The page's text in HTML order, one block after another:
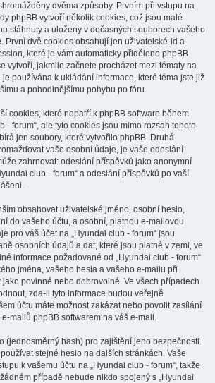
dvěma způsoby. Prvním při vstupu na
phpBB vytvoří několik cookies, což jsou malé
stáhnuty a uloženy v dočasných souborech vašeho
První dvě cookies obsahují jen uživatelské-id a
které je vám automaticky přiděleno phpBB
vytvoří, jakmile začnete procházet mezi tématy na
je používána k ukládání informace, které téma jste již
a pohodlnějšímu pohybu po fóru.
cookies, které nepatří k phpBB software během
- forum“, ale tyto cookies jsou mimo rozsah tohoto
jen soubory, které vytvořilo phpBB. Druhá
vaše osobní údaje, je vaše odeslání
zahrnovat: odeslání příspěvků jako anonymní
club - forum“ a odeslání příspěvků po vaší
obsahovat uživatelské jméno, osobní heslo,
do vašeho účtu, a osobní, platnou e-mailovou
pro váš účet na „Hyundai club - forum“ jsou
osobních údajů a dat, které jsou platné v zemi, ve
informace požadované od „Hyundai club - forum“
jména, vašeho hesla a vašeho e-mailu při
povinné nebo dobrovolné. Ve všech případech
zda-li tyto informace budou veřejně
účtu máte možnost zakázat nebo povolit zasílání
mailů phpBB softwarem na váš e-mail.
(jednosměrný hash) pro zajištění jeho bezpečnosti.
stejné heslo na dalších stránkách. Vaše
k vašemu účtu na „Hyundai club - forum“, takže
případě nebude nikdo spojený s „Hyundai